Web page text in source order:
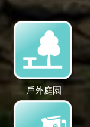
戶外庭園